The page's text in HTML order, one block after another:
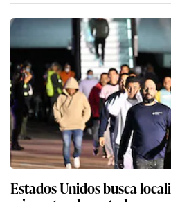
Estados Unidos busca